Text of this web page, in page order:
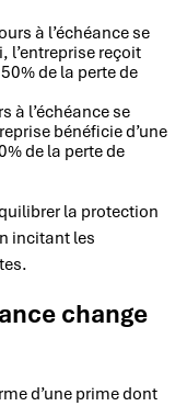
à l’échéance se
l’entreprise reçoit
de la perte de
à l’échéance se
bénéficie d’une
de la perte de
la protection
incitant les
change
d’une prime dont